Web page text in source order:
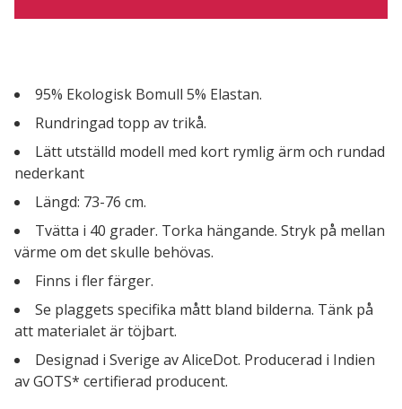
95% Ekologisk Bomull 5% Elastan.
Rundringad topp av trikå.
Lätt utställd modell med kort rymlig ärm och rundad
nederkant
Längd: 73-76 cm.
Tvätta i 40 grader. Torka hängande. Stryk på mellan
värme om det skulle behövas.
Finns i fler färger.
Se plaggets specifika mått bland bilderna. Tänk på
att materialet är töjbart.
Designad i Sverige av AliceDot. Producerad i Indien
av GOTS* certifierad producent.